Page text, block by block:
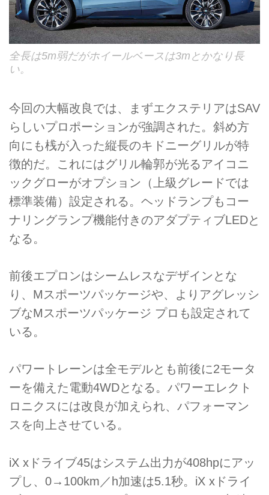
全長は5m弱だがホイールベースは3mとかなり長
い。
今回の大幅改良では、まずエクステリアはSAV
らしいプロポーションが強調された。斜め方
向にも桟が入った縦長のキドニーグリルが特
徴的だ。これにはグリル輪郭が光るアイコニ
ックグローがオプション（上級グレードでは
標準装備）設定される。ヘッドランプもコー
ナリングランプ機能付きのアダプティブLEDと
なる。
前後エプロンはシームレスなデザインとな
り、Mスポーツパッケージや、よりアグレッシ
ブなMスポーツパッケージ プロも設定されて
いる。
パワートレーンは全モデルとも前後に2モータ
ーを備えた電動4WDとなる。パワーエレクト
ロニクスには改良が加えられ、パフォーマン
スを向上させている。
iX xドライブ45はシステム出力が408hpにアッ
プし、0→100km／h加速は5.1秒。iX xドライ